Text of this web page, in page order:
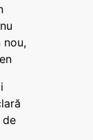
nou,
de